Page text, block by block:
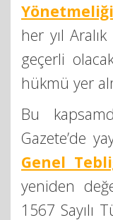
her yıl
geçerli
hükmü yer
Bu
Gazete’de
Genel
yeniden
1567 Sayılı